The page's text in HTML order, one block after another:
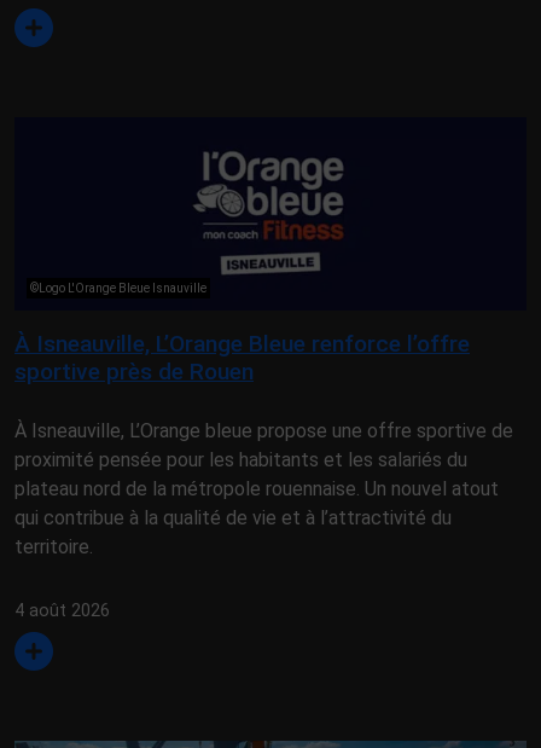
©Logo L'Orange Bleue Isnauville
À Isneauville, L’Orange Bleue renforce l’offre
sportive près de Rouen
À Isneauville, L’Orange bleue propose une offre sportive de
proximité pensée pour les habitants et les salariés du
plateau nord de la métropole rouennaise. Un nouvel atout
qui contribue à la qualité de vie et à l’attractivité du
territoire.
4 août 2026